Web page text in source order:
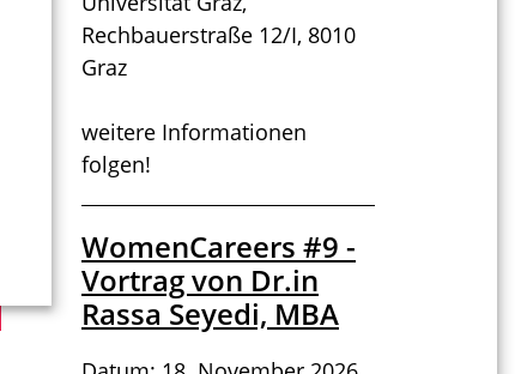
Rechbauerstraße 12/I, 8010
Graz
weitere Informationen
folgen!
WomenCareers #9 -
Vortrag von Dr.in
Rassa Seyedi, MBA